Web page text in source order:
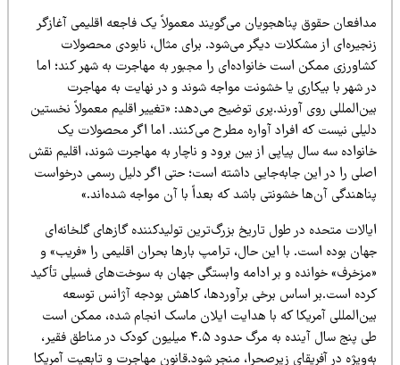
حقوق پناهجویان می‌گویند معمولاً یک فاجعه اقلیمی آغازگر
از مشکلات دیگر می‌شود. برای مثال، نابودی محصولات
ممکن است خانواده‌ای را مجبور به مهاجرت به شهر کند؛ اما
شهر با بیکاری یا خشونت مواجه شوند و در نهایت به مهاجرت
روی آورند.پری توضیح می‌دهد: «تغییر اقلیم معمولاً نخستین
نیست که افراد آواره مطرح می‌کنند. اما اگر محصولات یک
سه سال پیاپی از بین برود و ناچار به مهاجرت شوند، اقلیم نقش
را در این جابه‌جایی داشته است؛ حتی اگر دلیل رسمی درخواست
آن‌ها خشونتی باشد که بعداً با آن مواجه شده‌اند.»
متحده در طول تاریخ بزرگ‌ترین تولیدکننده گازهای گلخانه‌ای
بوده است. با این حال، ترامپ بارها بحران اقلیمی را «فریب» و
خوانده و بر ادامه وابستگی جهان به سوخت‌های فسیلی تأکید
است.بر اساس برخی برآوردها، کاهش بودجه آژانس توسعه
آمریکا که با هدایت ایلان ماسک انجام شده، ممکن است
طی پنج سال آینده به مرگ حدود ۴.۵ میلیون کودک در مناطق فقیر،
در آفریقای زیرصحرا، منجر شود.قانون مهاجرت و تابعیت آمریکا